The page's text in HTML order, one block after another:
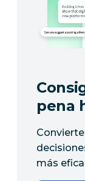
pena
más